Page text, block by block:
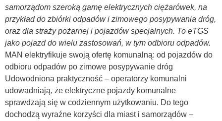
samorządom szeroką gamę elektrycznych ciężarówek, na
przykład do zbiórki odpadów i zimowego posypywania dróg,
oraz dla straży pożarnej i pojazdów specjalnych. To eTGS
jako pojazd do wielu zastosowań, w tym odbioru odpadów.
MAN elektryfikuje swoją ofertę komunalną: od pojazdów do
odbioru odpadów po zimowe posypywanie dróg
Udowodniona praktyczność – operatorzy komunalni
udowadniają, że elektryczne pojazdy komunalne
sprawdzają się w codziennym użytkowaniu. Do tego
dochodzą wyraźne korzyści dla miast i samorządów –